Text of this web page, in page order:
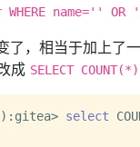
WHERE name=''
了，相当于加上了
成 SELECT COUNT(*)
select